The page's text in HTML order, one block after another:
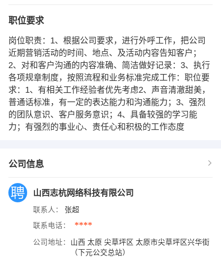
职位要求
岗位职责：1、根据公司要求，进行外呼工作，把公司
近期营销活动的时间、地点、及活动内容告知客户；
2、对和客户沟通的内容准确、简洁做好记录：3、执行
各项规章制度，按照流程和业务标准完成工作：职位要
求：1、有相关工作经验者优先考虑2、声音清澈甜美，
普通话标准，有一定的表达能力和沟通能力；3、强烈
的团队意识、客户服务意识；4、具备较强的学习能
力；有强烈的事业心、责任心和积极的工作态度
公司信息
山西志杭网络科技有限公司
联系人： 张超
联系电话： ****
公司地址：
山西 太原 尖草坪区 太原市尖草坪区兴华街
（下元公交总站）